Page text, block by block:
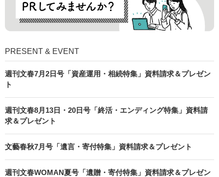
PRESENT & EVENT
週刊文春7月2日号「資産運用・相続特集」資料請求＆プレゼン
ト
週刊文春8月13日・20日号「終活・エンディング特集」資料請
求＆プレゼント
文藝春秋7月号「遺言・寄付特集」資料請求＆プレゼント
週刊文春WOMAN夏号「遺贈・寄付特集」資料請求＆プレゼン